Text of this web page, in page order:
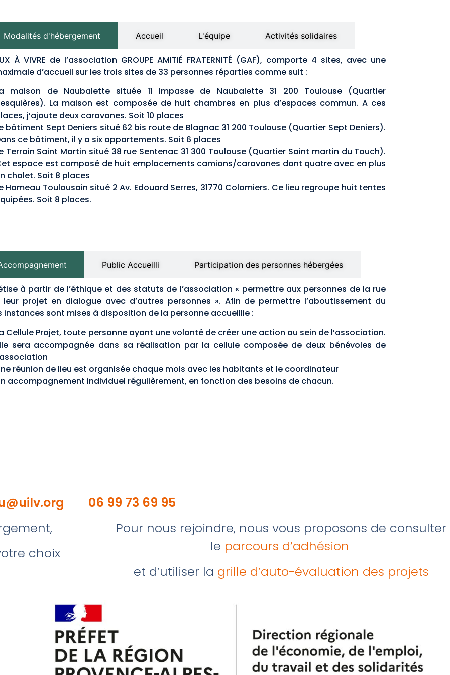
Modalités d'hébergement Accueil L'équipe Activités solidaires
À VIVRE de l’association GROUPE AMITIÉ FRATERNITÉ (GAF), comporte 4 sites, avec une
d’accueil sur les trois sites de 33 personnes réparties comme suit :
maison de Naubalette située 11 Impasse de Naubalette 31 200 Toulouse (Quartier
La maison est composée de huit chambres en plus d’espaces commun. A ces
j’ajoute deux caravanes. Soit 10 places
bâtiment Sept Deniers situé 62 bis route de Blagnac 31 200 Toulouse (Quartier Sept Deniers).
ce bâtiment, il y a six appartements. Soit 6 places
Terrain Saint Martin situé 38 rue Sentenac 31 300 Toulouse (Quartier Saint martin du Touch).
espace est composé de huit emplacements camions/caravanes dont quatre avec en plus
chalet. Soit 8 places
Hameau Toulousain situé 2 Av. Edouard Serres, 31770 Colomiers. Ce lieu regroupe huit tentes
Soit 8 places.
Public Accueilli Participation des personnes hébergées
à partir de l’éthique et des statuts de l’association « permettre aux personnes de la rue
projet en dialogue avec d’autres personnes ». Afin de permettre l’aboutissement du
instances sont mises à disposition de la personne accueillie :
Cellule Projet, toute personne ayant une volonté de créer une action au sein de l’association.
sera accompagnée dans sa réalisation par la cellule composée de deux bénévoles de
réunion de lieu est organisée chaque mois avec les habitants et le coordinateur
accompagnement individuel régulièrement, en fonction des besoins de chacun.
06 99 73 69 95
choix
Pour nous rejoindre, nous vous proposons de consulter
le parcours d’adhésion
et d’utiliser la grille d’auto-évaluation des projets